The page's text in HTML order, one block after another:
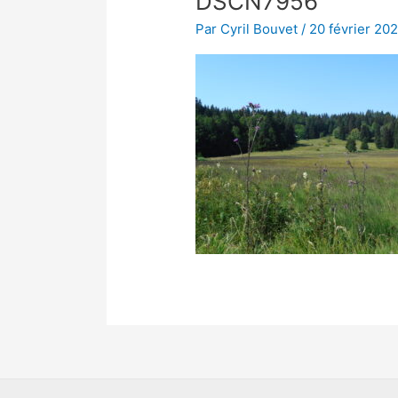
Par Cyril Bouvet/ 20 février